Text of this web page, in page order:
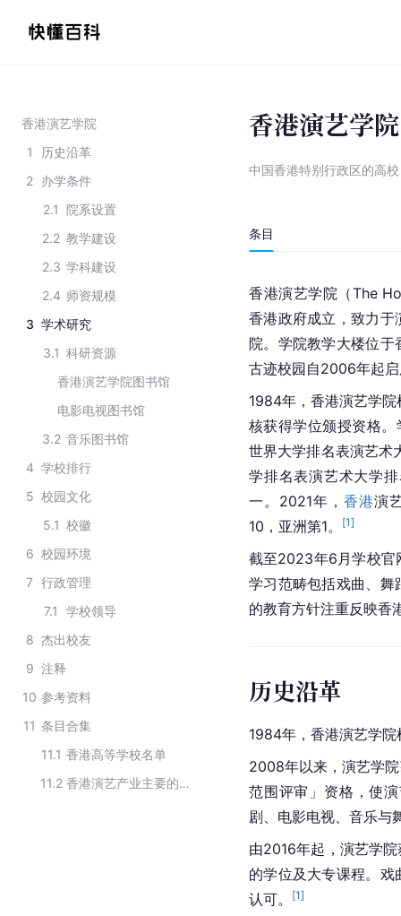
香港演艺学院
1
历史沿革
2 办学条件
2.1 院系设置
2.2 教学建设
2.3 学科建设
2.4 师资规模
3 学术研究
3.1 科研资源
香港演艺学院图书馆
电影电视图书馆
3.2 音乐图书馆
4 学校排行
5 校园文化
5.1 校徽
6 校园环境
7 行政管理
7.1
学校领导
8 杰出校友
9 注释
10 参考资料
11 条目合集
11.1 香港高等学校名单
11.2
香港演艺产业主要的演艺机构
香港演艺学院
中国香港特别行政区的高校
条目
香港演艺学院（The
香港政府成立，致力于
院。学院教学大楼位于
古迹校园自2006年起
1984年，香港演艺学
核获得学位颁授资格
世界大学排名表演艺术
学排名表演艺术大学
一。2021年， 香港演
10，亚洲第1。
[1]
截至2023年6月学校官
学习范畴包括戏曲、舞
的教育方针注重反映香
历史沿革
1984年，香港演艺学
2008年以来，演艺学
范围评审」资格，使
剧、电影电视、音乐与
由2016年起，演艺学
的学位及大专课程。 戏
认可。
[1]